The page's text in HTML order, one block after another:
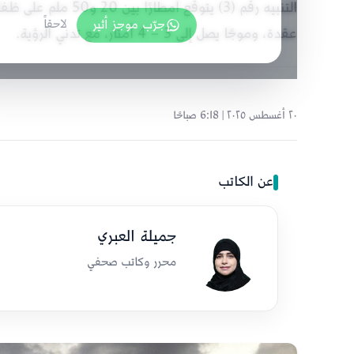
عقدة، وموجًا يصل إلى 3 – 4 أمتار، مع تدني الرؤية.
٢٠ أغسطس ٢٠٢٥ | 6:18 صباحًا
عن الكاتب
جميلة العبري
محرر وكاتب صحفي
جرّب موجز أثير
لاحقاً